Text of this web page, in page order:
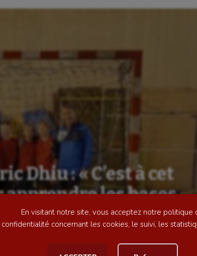
En visitant notre site, vous acceptez notre politique
confidentialité concernant les cookies, le suivi, les
américain
Kayak-polo
Moto
Natation artistique
Dhiu : « C’est à cet
les bases